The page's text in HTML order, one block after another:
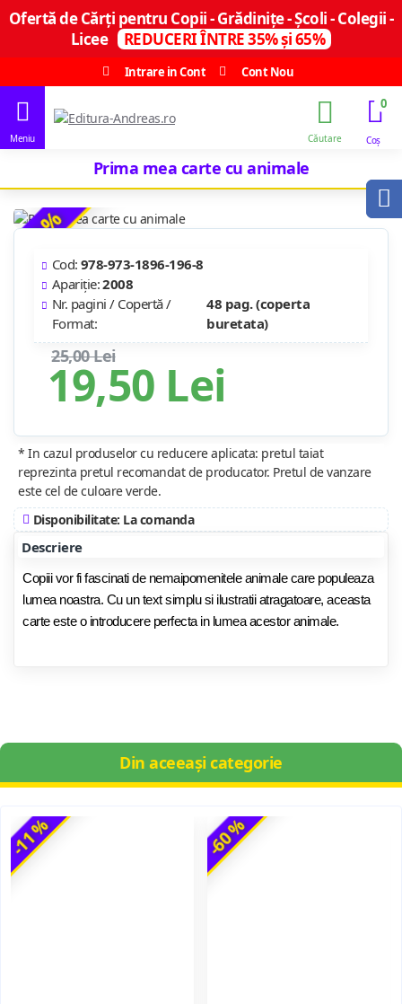
Ofertă de Cărți pentru Copii - Grădinițe - Școli - Colegii -
Licee
REDUCERI ÎNTRE 35% și 65%
Intrare in Cont
Cont Nou
0
Prima mea carte cu animale
-22 %
19,50 Lei
25,00 Lei
Cod: 978-973-1896-196-8
Apariție:2008
Nr. pagini / Copertă /
Format:
48 pag. (coperta
buretata)
* In cazul produselor cu reducere aplicata: pretul taiat
reprezinta pretul recomandat de producator. Pretul de vanzare
este cel de culoare verde.
Disponibilitate: La comanda
Descriere
Copiii vor fi fascinati de nemaipomenitele animale care populeaza
lumea noastra. Cu un text simplu si ilustratii atragatoare, aceasta
carte este o introducere perfecta in lumea acestor animale.
Din aceeași categorie
-11 % -60 %